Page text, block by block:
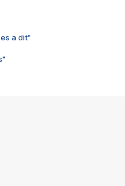
a dit"